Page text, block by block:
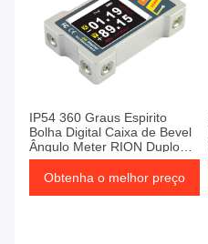
IP54 360 Graus Espirito
Bolha Digital Caixa de Bevel
Ângulo Meter RION Duplo
Benchmark
Obtenha o melhor preço